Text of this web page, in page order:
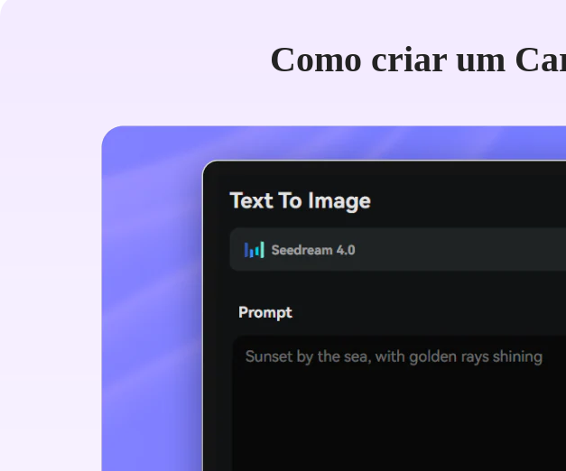
Como criar um